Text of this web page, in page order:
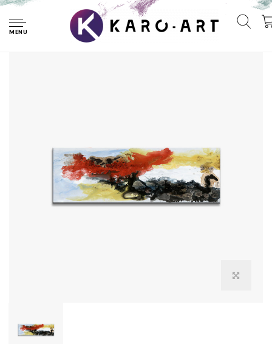
MENU
Schilderij - Abstract in kleuren, 120x40cm. Incl haakjes om
op te hangen